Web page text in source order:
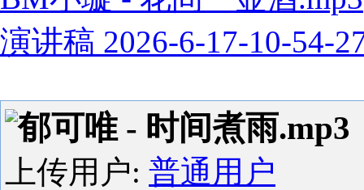
演讲稿 2026-6-17-10-54-
郁可唯 - 时间煮雨.mp3
上传用户: 普通用户